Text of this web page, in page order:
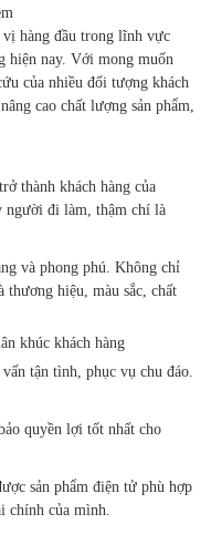
hàng đầu trong lĩnh vực
hiện nay. Với mong muốn
của nhiều đối tượng khách
cao chất lượng sản phẩm,
thành khách hàng của
người đi làm, thậm chí là
và phong phú. Không chỉ
thương hiệu, màu sắc, chất
khúc khách hàng
tận tình, phục vụ chu đáo.
quyền lợi tốt nhất cho
sản phẩm điện tử phù hợp
chính của mình.